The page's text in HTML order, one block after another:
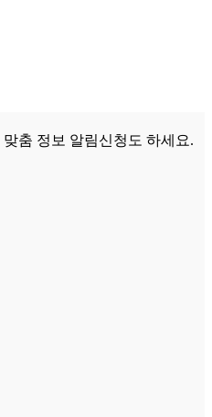
맞춤 정보 알림신청 도 하세요.